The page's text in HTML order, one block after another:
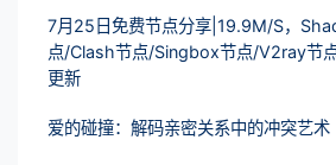
7月25日免费节点分享|19.9M/S，
点/Clash节点/Singbox节点/V2ray节
更新
爱的碰撞：解码亲密关系中的冲突艺术